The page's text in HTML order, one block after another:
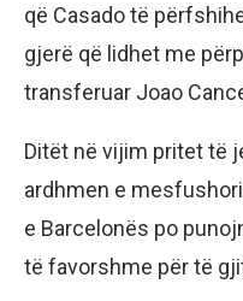
që Casado të
gjerë që lidhet me
transferuar Joao
Ditët në vijim pritet të
ardhmen e
e Barcelonës po
të favorshme për të